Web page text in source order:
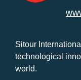
Sitour
technological
world.